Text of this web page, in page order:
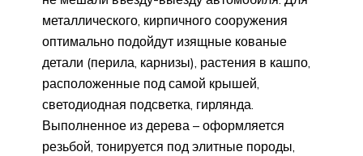
металлического, кирпичного сооружения
оптимально подойдут изящные кованые
детали (перила, карнизы), растения в кашпо,
расположенные под самой крышей,
светодиодная подсветка, гирлянда.
Выполненное из дерева – оформляется
резьбой, тонируется под элитные породы,